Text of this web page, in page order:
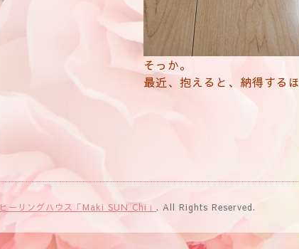
そっか。
最近、抱えると、納得する
ヒーリングハウス「Maki SUN Chi」 . All Rights Reserved.